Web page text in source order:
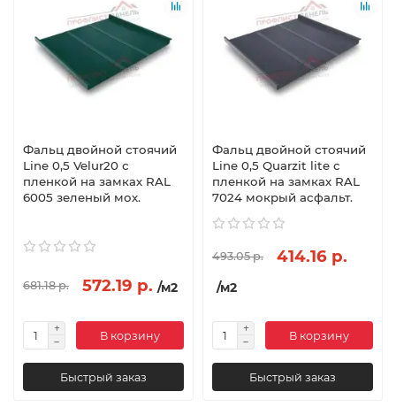
Фальц двойной стоячий
Line 0,5 Velur20 с
пленкой на замках RAL
6005 зеленый мох.
681.18 р. 572.19 р. /м2
В корзину
Быстрый заказ
Фальц двойной стоячий
Line 0,5 Quarzit lite с
пленкой на замках RAL
7024 мокрый асфальт.
493.05 р. 414.16 р.
/м2
В корзину
Быстрый заказ